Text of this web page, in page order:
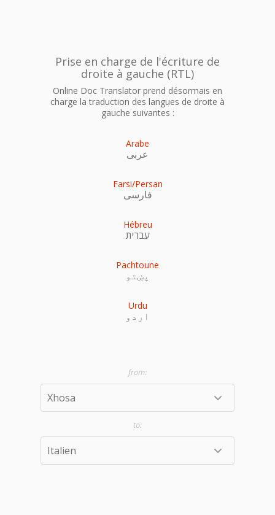
Prise en charge de l'écriture de
droite à gauche (RTL)
Online Doc Translator prend désormais en
charge la traduction des langues de droite à
gauche suivantes :
Arabe
عربى
Farsi/Persan
فارسی
Hébreu
עִברִית
Pachtoune
پښتو
Urdu
اردو